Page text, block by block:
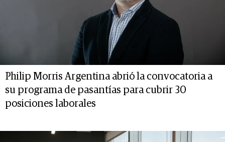
Philip Morris Argentina abrió la convocatoria a
su programa de pasantías para cubrir 30
posiciones laborales